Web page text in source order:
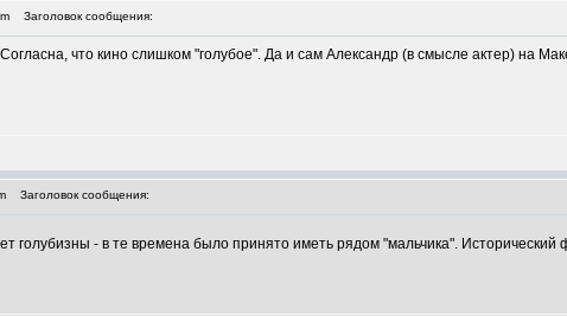
Заголовок сообщения:
что кино слишком "голубое". Да и сам Александр (в смысле актер) на
Заголовок сообщения:
голубизны - в те времена было принято иметь рядом "мальчика". Исторический